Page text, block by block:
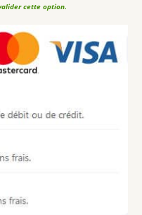
cette option.